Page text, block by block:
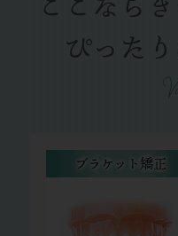
ぴった
ブラケット矯正